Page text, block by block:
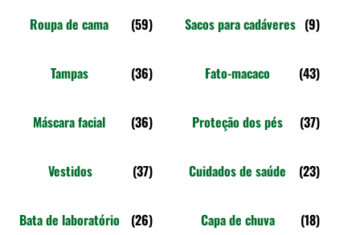
Roupa de cama (59) Sacos para cadáveres (9)
Tampas (36) Fato-macaco (43)
Máscara facial (36) Proteção dos pés (37)
Vestidos (37) Cuidados de saúde (23)
Bata de laboratório (26) Capa de chuva (18)